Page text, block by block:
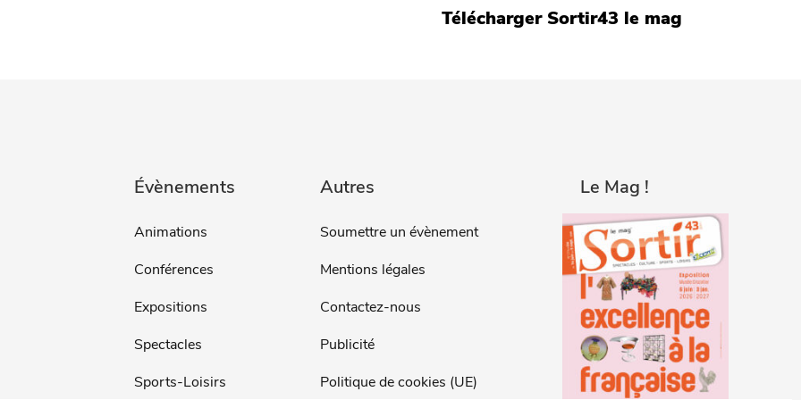
Télécharger Sortir43 le mag
Évènements
Animations
Conférences
Expositions
Spectacles
Sports-Loisirs
Autres
Soumettre un évènement
Mentions légales
Contactez-nous
Publicité
Politique de cookies (UE)
Le Mag !